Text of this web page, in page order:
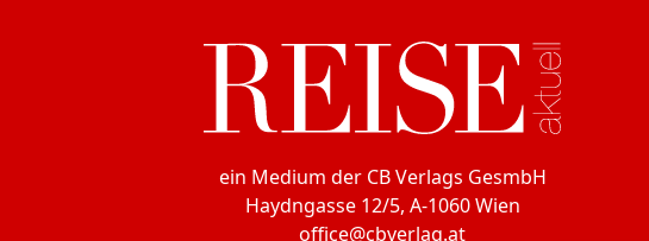
ein Medium der CB Verlags GesmbH
Haydngasse 12/5, A-1060 Wien
office@cbverlag.at